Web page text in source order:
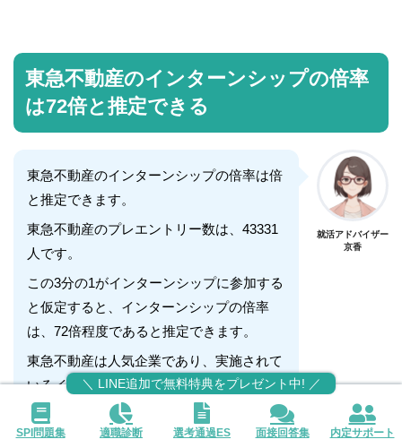
東急不動産のインターンシップの倍率
は72倍と推定できる
東急不動産のインターンシップの倍率は倍
と推定できます。
東急不動産のプレエントリー数は、43331
人です。
この3分の1がインターンシップに参加する
と仮定すると、インターンシップの倍率
は、72倍程度であると推定できます。
東急不動産は人気企業であり、実施されて
いるインターンシップも複数日程のものが
多く、冬インターンの受け入れ人数は40名
程度と狭き門となっています。
就活アドバイザー
京香
SPI問題集 適職診断 選考通過ES 面接回答集 内定サポート
＼ LINE追加で無料特典をプレゼント中! ／